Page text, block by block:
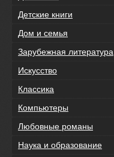
Детские книги
Дом и семья
Зарубежная литература
Искусство
Классика
Компьютеры
Любовные романы
Наука и образование